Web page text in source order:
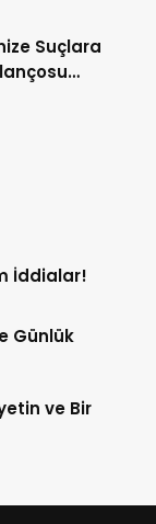
Suçlara
İddialar!
Günlük
ve Bir